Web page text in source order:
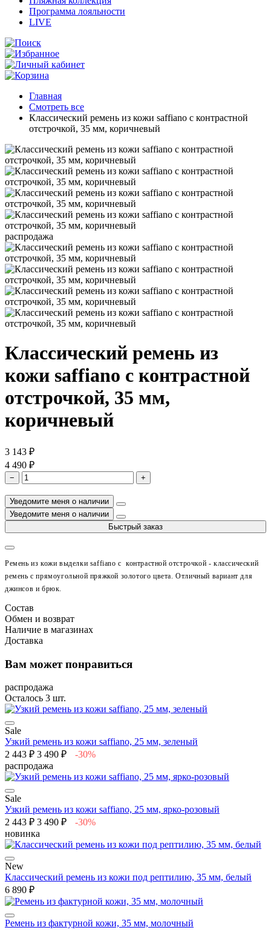
Программа лояльности
LIVE
Главная
Смотреть все
Классический ремень из кожи saffiano c контрастной
отстрочкой, 35 мм, коричневый
распродажа
Классический ремень из
кожи saffiano c контрастной
отстрочкой, 35 мм,
коричневый
3 143 ₽
4 490 ₽
− +
Уведомите меня о наличии
Уведомите меня о наличии
Быстрый заказ
Ремень из кожи выделки saffiano с контрастной отстрочкой - классический
ремень с прямоугольной пряжкой золотого цвета. Отличный вариант для
джинсов и брюк.
Состав
Обмен и возврат
Наличие в магазинах
Доставка
Вам может понравиться
распродажа
Осталось 3 шт.
Sale
Узкий ремень из кожи saffiano, 25 мм, зеленый
2 443 ₽ 3 490 ₽
-30%
распродажа
Sale
Узкий ремень из кожи saffiano, 25 мм, ярко-розовый
2 443 ₽ 3 490 ₽
-30%
новинка
New
Классический ремень из кожи под рептилию, 35 мм, белый
6 890 ₽
Ремень из фактурной кожи, 35 мм, молочный